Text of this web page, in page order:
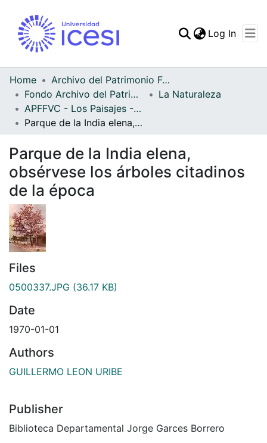
Statistics
Log In
Home
Archivo del Patrimonio Fotográfico y Fílmico del Valle del Cauca
Fondo Archivo del Patrimonio Fotográfico y Fílmico del Valle del Cauca
La Naturaleza
APFFVC - Los Paisajes - Patrimonial
Parque de la India elena, obsérvese los árboles citadinos de la época
Parque de la India elena,
obsérvese los árboles citadinos
de la época
Files
0500337.JPG (36.17 KB)
Date
1970-01-01
Authors
GUILLERMO LEON URIBE
Publisher
Biblioteca Departamental Jorge Garces Borrero